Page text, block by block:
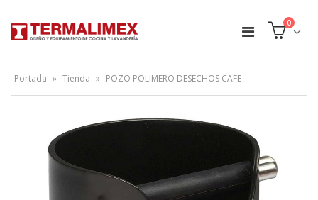
0
Portada » Tienda » POZO POLIMERO DESECHOS CAFE